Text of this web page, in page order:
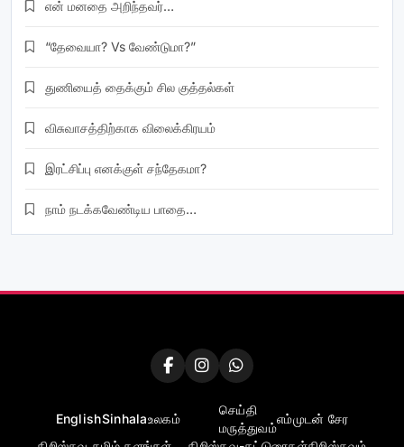
என் மனதை அறிந்தவர்…
“தேவையா? Vs வேண்டுமா?”
துணியைத் தைக்கும் சில குத்தல்கள்
விசுவாசத்திற்காக விலைக்கிரயம்
இரட்சிப்பு எனக்குள் சந்தேகமா?
நாம் நடக்கவேண்டிய பாதை…
EnglishSinhalaஉலகம்
செய்தி
மருத்துவம்
எம்முடன் சேர